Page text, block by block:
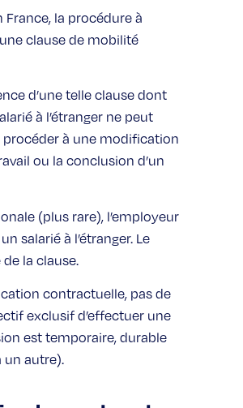
la procédure à
clause de mobilité
d’une telle clause dont
à l’étranger ne peut
à une modification
ou la conclusion d’un
(plus rare), l’employeur
salarié à l’étranger. Le
la clause.
contractuelle, pas de
exclusif d’effectuer une
est temporaire, durable
un autre).